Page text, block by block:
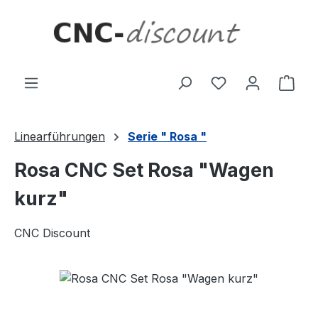
Linearführungen Serie " Rosa "
Rosa CNC Set Rosa "Wagen
kurz"
CNC Discount
Bildergalerie überspringen